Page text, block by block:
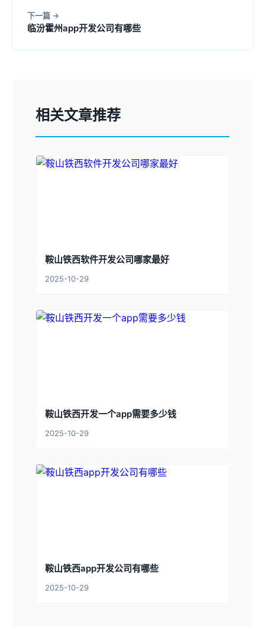
下一篇
临汾霍州app开发公司有哪些
相关文章推荐
鞍山铁西软件开发公司哪家最好
2025-10-29
鞍山铁西开发一个app需要多少钱
2025-10-29
鞍山铁西app开发公司有哪些
2025-10-29